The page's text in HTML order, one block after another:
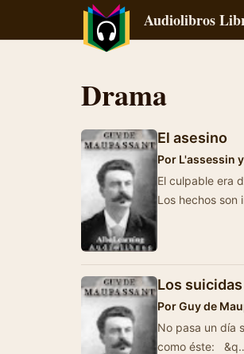
Audiolibros
Drama
El asesino
Por L'assessin
El culpable era
Los hechos son
Los suicidas
PorGuy de
No pasa un día sin que
como éste: